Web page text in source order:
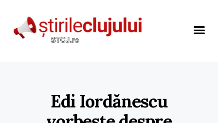
Edi Iordănescu